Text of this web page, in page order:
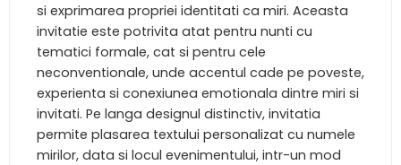
si exprimarea propriei identitati ca miri. Aceasta
invitatie este potrivita atat pentru nunti cu
tematici formale, cat si pentru cele
neconventionale, unde accentul cade pe poveste,
experienta si conexiunea emotionala dintre miri si
invitati. Pe langa designul distinctiv, invitatia
permite plasarea textului personalizat cu numele
mirilor, data si locul evenimentului, intr-un mod